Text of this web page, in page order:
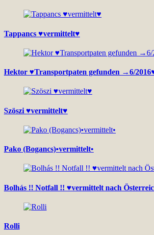
Tappancs ♥vermittelt♥
Hektor ♥Transportpaten gefunden →6/
Szöszi ♥vermittelt♥
Pako (Bogancs)•vermittelt•
Bolhás !! Notfall !! ♥vermittelt nach
Rolli